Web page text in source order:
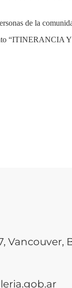
de la
“ITINERANCIA
Vancouver,